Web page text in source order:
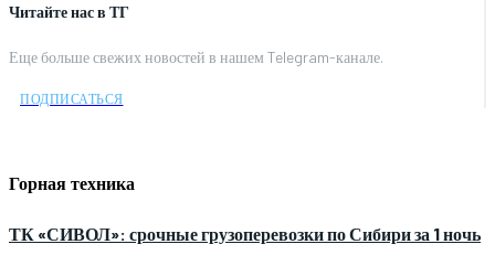
Читайте нас в ТГ
Еще больше свежих новостей в нашем Telegram-канале.
ПОДПИСАТЬСЯ
Горная техника
ТК «СИВОЛ»: срочные грузоперевозки по Сибири за 1 ночь